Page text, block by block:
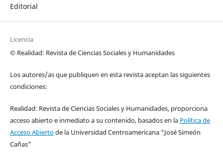
Editorial
Licencia
© Realidad: Revista de Ciencias Sociales y Humanidades
Los autores/as que publiquen en esta revista aceptan las siguientes
condiciones:
Realidad: Revista de Ciencias Sociales y Humanidades, proporciona
acceso abierto e inmediato a su contenido, basados en la Política de
Acceso Abiertode la Universidad Centroamericana “José Simeón
Cañas”